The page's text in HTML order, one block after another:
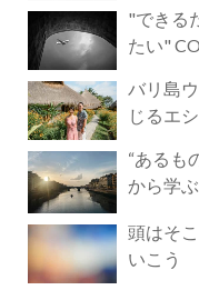
"できる
たい"
バリ島
じるエ
“あるも
から学
頭はそ
いこう